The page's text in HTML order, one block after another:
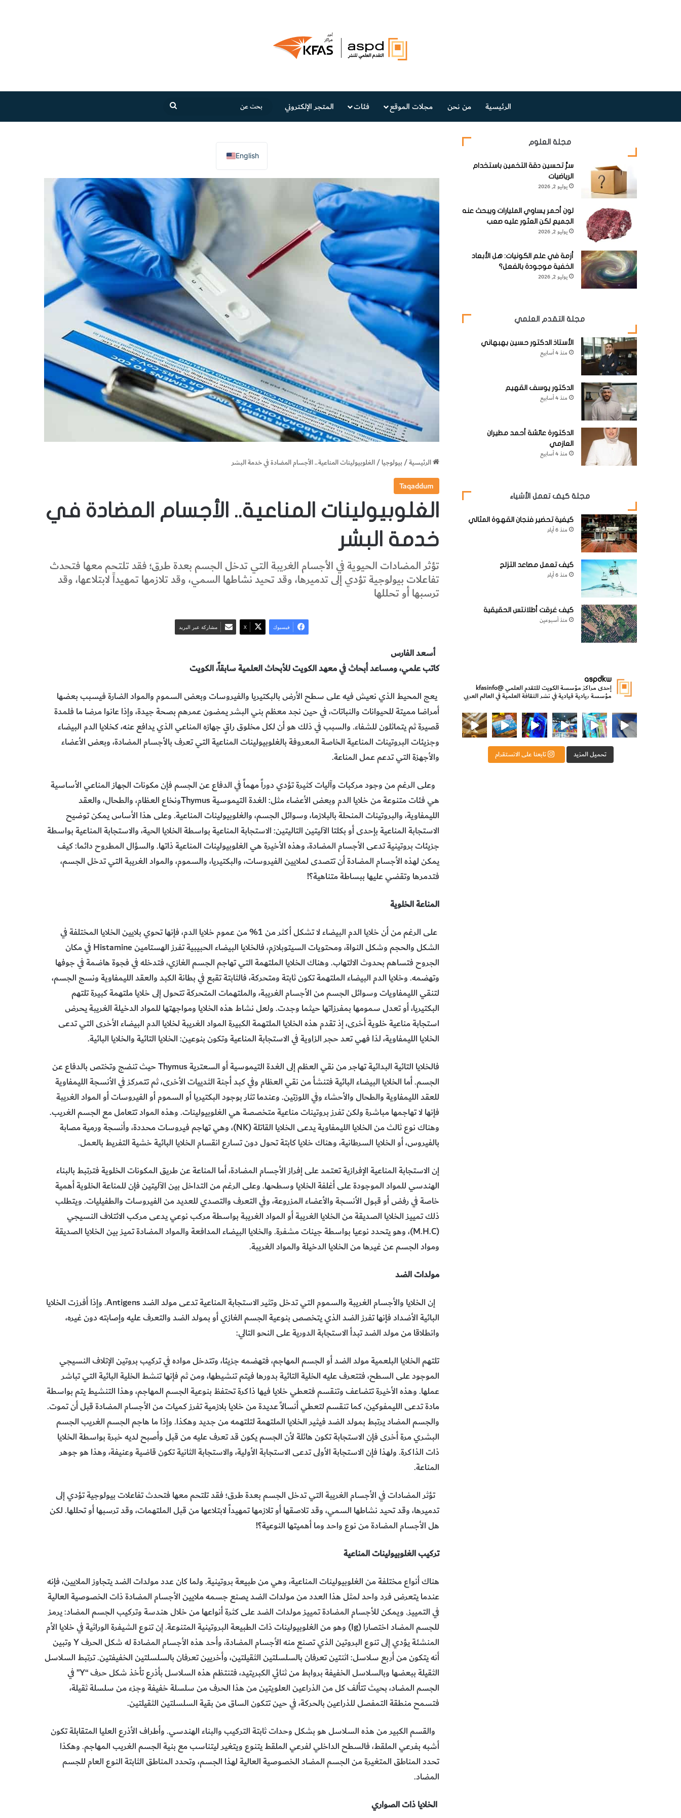
الرئيسية من نحن مجلات الموقع فئات المتجر الإلكتروني
عن
English
الرئيسية/بيولوجيا/الغلوبيولينات المناعية.. الأجسام المضادة في خدمة البشر
Taqaddum
الغلوبيولينات المناعية.. الأجسام المضادة في
خدمة البشر
تؤثر المضادات الحيوية في الأجسام الغريبة التي تدخل الجسم بعدة طرق؛ فقد تلتحم معها فتحدث
تفاعلات بيولوجية تؤدي إلى تدميرها، وقد تحيد نشاطها السمي، وقد تلازمها تمهيداً لابتلاعها، وقد
ترسبها أو تحللها
فيسبوك ‫X مشاركة عبر البريد
أسعد الفارس
كاتب علمي، ومساعد أبحاث في معهد الكويت للأبحاث العلمية سابقاً، الكويت
يعج المحيط الذي نعيش فيه على سطح الأرض بالبكتيريا والفيروسات وبعض السموم والمواد الضارة فيسبب بعضها
أمراضا مميتة للحيوانات والنباتات، في حين نجد معظم بني البشر يمضون عمرهم بصحة جيدة، وإذا عانوا مرضا ما فلمدة
قصيرة ثم يتماثلون للشفاء. والسبب في ذلك هو أن لكل مخلوق راقٍ جهازه المناعي الذي يدافع عنه، كخلايا الدم البيضاء
وجزيئات البروتينات المناعية الخاصة المعروفة بالغلوبيولينات المناعية التي تعرف بالأجسام المضادة، وبعض الأعضاء
والأجهزة التي تدعم عمل المناعة.
وعلى الرغم من وجود مركبات وآليات كثيرة تؤدي دوراً مهماً في الدفاع عن الجسم فإن مكونات الجهاز المناعي الأساسية
هي فئات متنوعة من خلايا الدم وبعض الأعضاء مثل: الغدة التيموسية Thymusونخاع العظام، والطحال، والعقد
الليمفاوية، والبروتينات المنحلة بالبلازما، وسوائل الجسم، والغلوبيولينات المناعية. وعلى هذا الأساس يمكن توضيح
الاستجابة المناعية بإحدى أو بكلتا الآليتين التاليتين: الاستجابة المناعية بواسطة الخلايا الحية، والاستجابة المناعية بواسطة
جزيئات بروتينية تدعى الأجسام المضادة، وهذه الأخيرة هي الغلوبيولينات المناعية ذاتها. والسؤال المطروح دائما: كيف
يمكن لهذه الأجسام المضادة أن تتصدى لملايين الفيروسات، والبكتيريا، والسموم، والمواد الغريبة التي تدخل الجسم،
فتدمرها وتقضي عليها ببساطة متناهية؟!
المناعة الخلوية
على الرغم من أن خلايا الدم البيضاء لا تشكل أكثر من 1% من عموم خلايا الدم، فإنها تحوي بلايين الخلايا المختلفة في
الشكل والحجم وشكل النواة، ومحتويات السيتوبلازم، فالخلايا البيضاء الحبيبية تفرز الهستامين Histamine في مكان
الجروح فتساهم بحدوث الالتهاب. وهناك الخلايا الملتهمة التي تهاجم الجسم الغازي، فتدخله في فجوة هاضمة في جوفها
وتهضمه. وخلايا الدم البيضاء الملتهمة تكون ثابتة ومتحركة، فالثابتة تقبع في بطانة الكبد والعقد الليمفاوية ونسج الجسم،
لتنقي الليمفاويات وسوائل الجسم من الأجسام الغريبة، والملتهمات المتحركة تتحول إلى خلايا ملتهمة كبيرة تلتهم
البكتيريا، أو تعدل سمومها بمفرزاتها حيثما وجدت. ولعل نشاط هذه الخلايا ومواجهتها للمواد الدخيلة الغريبة يحرض
استجابة مناعية خلوية أخرى، إذ تقدم هذه الخلايا الملتهمة الكبيرة المواد الغريبة لخلايا الدم البيضاء الأخرى التي تدعى
الخلايا الليمفاوية، لذا فهي تعد حجر الزاوية في الاستجابة المناعية وتكون بنوعين: الخلايا التائية والخلايا البائية.
فالخلايا التائية البدائية تهاجر من نقي العظم إلى الغدة التيموسية أو السعترية Thymus حيث تنضج وتختص بالدفاع عن
الجسم. أما الخلايا البيضاء البائية فتنشأ من نقي العظام وفي كبد أجنة الثدييات الأخرى، ثم تتمركز في الأنسجة الليمفاوية
للعقد الليمفاوية والطحال والأحشاء وفي اللوزتين. وعندما تثار بوجود البكتيريا أو السموم أو الفيروسات أو المواد الغريبة
فإنها لا تهاجمها مباشرة ولكن تفرز بروتينات مناعية متخصصة هي الغلوبيولينات. وهذه المواد تتعامل مع الجسم الغريب.
وهناك نوع ثالث من الخلايا الليمفاوية يدعى الخلايا القاتلة (NK)، وهي تهاجم فيروسات محددة، وأنسجة ورمية مصابة
بالفيروس، أو الخلايا السرطانية، وهناك خلايا كابتة تحول دون تسارع انقسام الخلايا البائية خشية التفريط بالعمل.
إن الاستجابة المناعية الإفرازية تعتمد على إفراز الأجسام المضادة، أما المناعة عن طريق المكونات الخلوية فترتبط بالبناء
الهندسي للمواد الموجودة على أغلفة الخلايا وسطحها. وعلى الرغم من التداخل بين الآليتين فإن للمناعة الخلوية أهمية
خاصة في رفض أو قبول الأنسجة والأعضاء المزروعة، وفي التعرف والتصدي للعديد من الفيروسات والطفيليات. ويتطلب
ذلك تمييز الخلايا الصديقة من الخلايا الغريبة أو المواد الغريبة بواسطة مركب نوعي يدعى مركب الائتلاف النسيجي
(M.H.C)، وهو يتحدد نوعيا بواسطة جينات مشفرة. والخلايا البيضاء المدافعة والمواد المضادة تميز بين الخلايا الصديقة
ومواد الجسم عن غيرها من الخلايا الدخيلة والمواد الغريبة.
مولدات الضد
إن الخلايا والأجسام الغريبة والسموم التي تدخل وتثير الاستجابة المناعية تدعى مولد الضد Antigens. وإذا أفرزت الخلايا
البائية الأضداد فإنها تفرز الضد الذي يتخصص بنوعية الجسم الغازي أو بمولد الضد والتعرف عليه وإصابته دون غيره،
وانطلاقا من مولد الضد تبدأ الاستجابة الدورية على النحو التالي:
تلتهم الخلايا البلعمية مولد الضد أو الجسم المهاجم، فتهضمه جزيئا، وتتدخل مواده في تركيب بروتين الإتلاف النسيجي
الموجود على السطح، فتتعرف عليه الخلية التائية بدورها فيتم تنشيطها، ومن ثم فإنها تنشط الخلية البائية التي تباشر
عملها. وهذه الأخيرة تتضاعف وتنقسم فتعطي خلايا فيها ذاكرة تحتفظ بنوعية الجسم المهاجم، وهذا التنشيط يتم بواسطة
مادة تدعى الليمفوکین، كما تنقسم لتعطي أنسالاً عديدة من خلايا بلازمية تفرز كميات من الأجسام المضادة قبل أن تموت.
والجسم المضاد يرتبط بمولد الضد فيثير الخلايا الملتهمة لتلتهمه من جديد وهكذا. وإذا ما هاجم الجسم الغريب الجسم
البشري مرة أخرى فإن الاستجابة تكون هائلة لأن الجسم يكون قد تعرف عليه من قبل وأصبح لديه خبرة بواسطة الخلايا
ذات الذاكرة. ولهذا فإن الاستجابة الأولى تدعى الاستجابة الأولية، والاستجابة الثانية تكون قاضية وعنيفة، وهذا هو جوهر
المناعة.
تؤثر المضادات في الأجسام الغريبة التي تدخل الجسم بعدة طرق؛ فقد تلتحم معها فتحدث تفاعلات بيولوجية تؤدي إلى
تدميرها، وقد تحيد نشاطها السمي، وقد تلاصقها أو تلازمها تمهيداً لابتلاعها من قبل الملتهمات، وقد ترسبها أو تحللها. لكن
هل الأجسام المضادة من نوع واحد وما أهميتها النوعية؟!
تركيب الغلوبيولينات المناعية
هناك أنواع مختلفة من الغلوبيولينات المناعية، وهي من طبيعة بروتينية. ولما كان عدد مولدات الضد يتجاوز الملايين، فإنه
عندما يتعرض فرد واحد لمثل هذا العدد من مولدات الضد يصنع جسمه ملايين الأجسام المضادة ذات الخصوصية العالية
في التمييز. ويمكن للأجسام المضادة تمييز مولدات الضد على كثرة أنواعها من خلال هندسة وتركيب الجسم المضاد: يرمز
للجسم المضاد اختصارا (Ig) وهو من الغلوبيولينات ذات الطبيعة البروتينية المتنوعة. إن تنوع الشيفرة الوراثية في خلايا الأم
المنشئة يؤدي إلى تنوع البروتين الذي تصنع منه الأجسام المضادة، وأحد هذه الأجسام المضادة له شكل الحرف Y وتبين
أنه يتكون من أربع سلاسل: اثنتين تعرفان بالسلسلتين الثقيلتين، وأخريين تعرفان بالسلسلتين الخفيفتين. ترتبط السلاسل
الثقيلة ببعضها وبالسلاسل الخفيفة بروابط من ثنائي الكبريتيد، فتنتظم هذه السلاسل بأذرع تأخذ شكل حرف “Y” في
الجسم المضاد، بحيث تتألف كل من الذراعين العلويتين من هذا الحرف من سلسلة خفيفة وجزء من سلسلة ثقيلة،
فتسمح منطقة التمفصل للذراعين بالحركة، في حين تتكون الساق من بقية السلسلتين الثقيلتين.
والقسم الكبير من هذه السلاسل هو بشكل وحدات ثابتة التركيب والبناء الهندسي. وأطراف الأذرع العليا المتقابلة تكون
أشبه بفرعي الملقط، فالسطح الداخلي لفرعي الملقط يتنوع ويتغير ليتناسب مع بنية الجسم الغريب المهاجم. وهكذا
تحدد المناطق المتغيرة من الجسم المضاد الخصوصية العالية لهذا الجسم، وتحدد المناطق الثابتة النوع العام للجسم
المضاد.
الخلايا ذات الصواري
مجلة العلوم
سرُّ تحسين دقة التخمين باستخدام
الرياضيات
يوليو 2, 2026
لون أحمر يساوي المليارات ويبحث عنه
الجميع لكن العثور عليه صعب
يوليو 2, 2026
أزمة في علم الكونيات: هل الأبعاد
الخفية موجودة بالفعل؟
يوليو 2, 2026
مجلة التقدم العلمي
الأستاذ الدكتور حسين بهبهاني
منذ 4 أسابيع
الدكتور يوسف القهيم
منذ 4 أسابيع
الدكتورة عائشة أحمد مطيران
العازمي
منذ 4 أسابيع
مجلة كيف تعمل الأشياء
كيفية تحضير فنجان القهوة المثالي
منذ 6 أيام
كيف تعمل مصاعد التزلج
منذ 6 أيام
كيف غرقت أطلانتس الحقيقية
منذ أسبوعين
aspdkw
إحدى مراكز مؤسسة الكويت للتقدم العلمي@kfasinfo
مؤسسة ريادية قيادية في نشر الثقافة العلمية في العالم العربي
ووزير الدولة لشؤون الش
من الأعماق نكتشف ومن الكتب نتعلّم⁨ رجعنا! ما كنّا بعيد! مجهزين لكم كل جديد!⁩
تحميل المزيد تابعنا على الانستقرام